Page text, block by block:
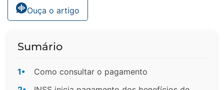
Ouça o artigo
Sumário
1•
Como consultar o pagamento